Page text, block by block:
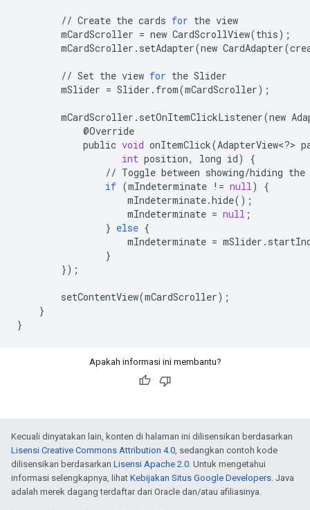
// Create the cards for the view
mCardScroller = new CardScrollView(this);
mCardScroller . setAdapter(new CardAdapter(
// Set the view for the Slider
mSlider = Slider . from(mCardScroller);
mCardScroller . setOnItemClickListener(new
@Override
public void onItemClick(AdapterView<?>
int position, long id)
{
// Toggle between showing/hiding the
if (mIndeterminate != null )
{
mIndeterminate.hide();
mIndeterminate = null ;
} else {
mIndeterminate = mSlider .
}
});
setContentView(mCardScroller);
}
}
Apakah informasi ini membantu?
Kecuali dinyatakan lain, konten di halaman ini dilisensikan berdasarkan
Lisensi Creative Commons Attribution 4.0 , sedangkan contoh kode
dilisensikan berdasarkan Lisensi Apache 2.0 . Untuk mengetahui
informasi selengkapnya, lihat Kebijakan Situs Google Developers . Java
adalah merek dagang terdaftar dari Oracle dan/atau afiliasinya.